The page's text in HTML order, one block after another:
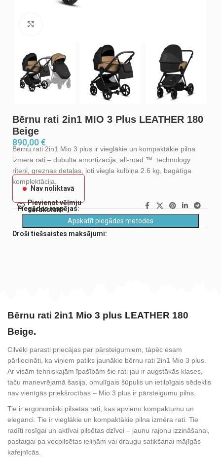
Bērnu rati 2in1 MIO 3 Plus LEATHER 180
Beige
890,00€
Bērnu rati 2in1 Mio 3 plus ir vieglākie un kompaktākie pilna
izmēra rati – dubultā amortizācija, all-road ™ technology
riteņi, greznas detaļas, ļoti viegla kulbiņa 2.6 kg, bagātīga
komplektācija.
Nav noliktavā
Pievienot vēlmju
sarakstam
Piegādes iespējas:
Apskatīt piegādes metodes
Droši tiešsaistes maksājumi:
Bērnu rati 2in1 Mio 3 plus LEATHER 180
Beige.
Cilvēki parasti priecājas par pārsteigumiem, tāpēc esam
pārliecināti, ka viņiem patiks jaunākie bērnu rati 2in1 Mio 3 plus.
Ar visām tehniskajām īpašībām šie rati jau ir augstākās klases,
taču manevrējamā šasija, omulīgais šūpulis un ietilpīgais sēdeklis
nav vienīgās priekšrocības – Mio 3 plus ir pārsteigumu pilns.
Tie ir ergonomiski pilsētas rati, kas apvieno kompaktumu un
eleganci. Tie ir vieglākie un kompaktākie pilna izmēra rati. Tie
radīti rosīgai un aktīvai pilsētas dzīvei – jaunu rajonu izzināšanai,
pastaigai pa vecpilsētas ieliņām vai draugu satikšanai mājīgās
kafejnīcās.